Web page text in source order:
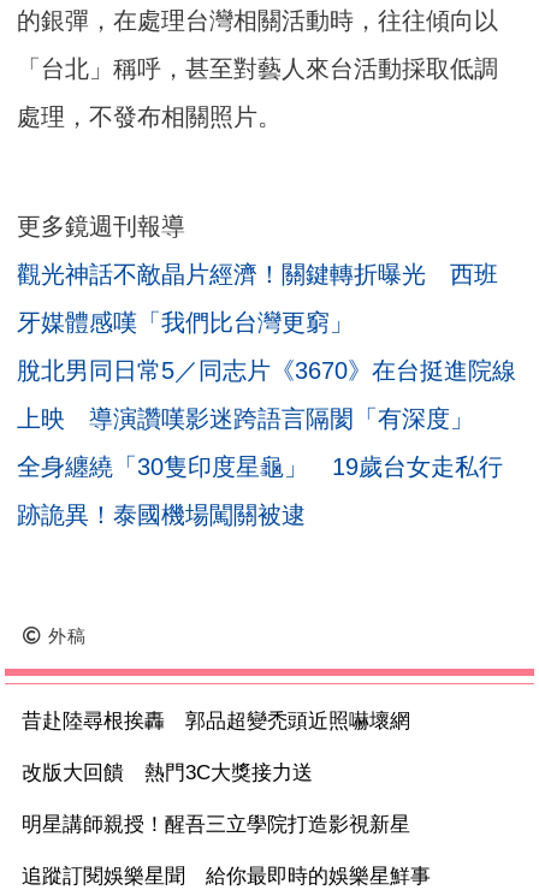
的銀彈，在處理台灣相關活動時，往往傾向以
「台北」稱呼，甚至對藝人來台活動採取低調
處理，不發布相關照片。
更多鏡週刊報導
觀光神話不敵晶片經濟！關鍵轉折曝光 西班
牙媒體感嘆「我們比台灣更窮」
脫北男同日常5／同志片《3670》在台挺進院線
上映 導演讚嘆影迷跨語言隔閡「有深度」
全身纏繞「30隻印度星龜」 19歲台女走私行
跡詭異！泰國機場闖關被逮
外稿
昔赴陸尋根挨轟 郭品超變禿頭近照嚇壞網
改版大回饋 熱門3C大獎接力送
明星講師親授！醒吾三立學院打造影視新星
追蹤訂閱娛樂星聞 給你最即時的娛樂星鮮事